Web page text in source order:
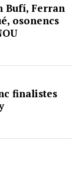
Bufí, Ferran
osonencs
finalistes